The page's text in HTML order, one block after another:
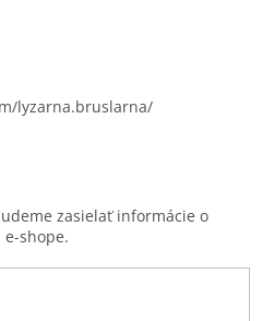
lyzarna.bruslarna/
zasielať informácie o
shope.